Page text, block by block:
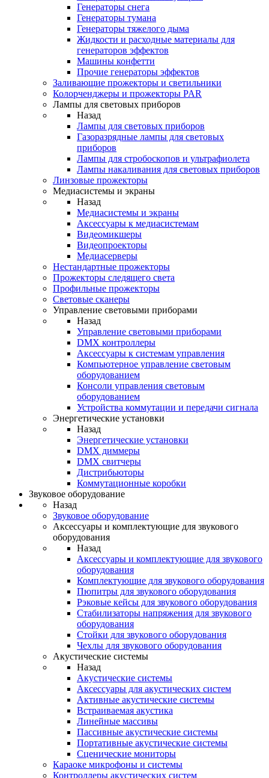
Генераторы снега
Генераторы тумана
Генераторы тяжелого дыма
Жидкости и расходные материалы для
генераторов эффектов
Машины конфетти
Прочие генераторы эффектов
Заливающие прожекторы и светильники
Колорченджеры и прожекторы PAR
Лампы для световых приборов
Назад
Лампы для световых приборов
Газоразрядные лампы для световых
приборов
Лампы для стробоскопов и ультрафиолета
Лампы накаливания для световых приборов
Линзовые прожекторы
Медиасистемы и экраны
Назад
Медиасистемы и экраны
Аксессуары к медиасистемам
Видеомикшеры
Видеопроекторы
Медиасерверы
Нестандартные прожекторы
Прожекторы следящего света
Профильные прожекторы
Световые сканеры
Управление световыми приборами
Назад
Управление световыми приборами
DMX контроллеры
Аксессуары к системам управления
Компьютерное управление световым
оборудованием
Консоли управления световым
оборудованием
Устройства коммутации и передачи сигнала
Энергетические установки
Назад
Энергетические установки
DMX диммеры
DMX свитчеры
Дистрибьюторы
Коммутационные коробки
Звуковое оборудование
Назад
Звуковое оборудование
Аксессуары и комплектующие для звукового
оборудования
Назад
Аксессуары и комплектующие для звукового
оборудования
Комплектующие для звукового оборудования
Пюпитры для звукового оборудования
Рэковые кейсы для звукового оборудования
Стабилизаторы напряжения для звукового
оборудования
Стойки для звукового оборудования
Чехлы для звукового оборудования
Акустические системы
Назад
Акустические системы
Аксессуары для акустических систем
Активные акустические системы
Встраиваемая акустика
Линейные массивы
Пассивные акустические системы
Портативные акустические системы
Сценические мониторы
Караоке микрофоны и системы
Контроллеры акустических систем